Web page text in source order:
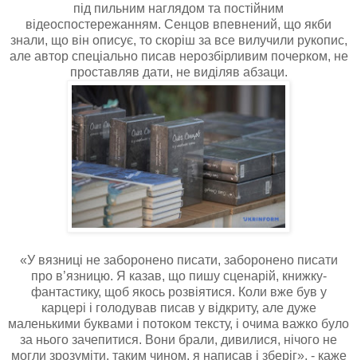
під пильним наглядом та постійним
відеоспостережанням. Сенцов впевнений, що якби
знали, що він описує, то скоріш за все вилучили рукопис,
але автор спеціально писав нерозбірливим почерком, не
проставляв дати, не виділяв абзаци.
«У вязниці не заборонено писати, заборонено писати
про в’язницю. Я казав, що пишу сценарій, книжку-
фантастику, щоб якось розвіятися. Коли вже був у
карцері і голодував писав у відкриту, але дуже
маленькими буквами і потоком тексту, і очима важко було
за нього зачепитися. Вони брали, дивилися, нічого не
могли зрозуміти, таким чином, я написав і зберіг», - каже